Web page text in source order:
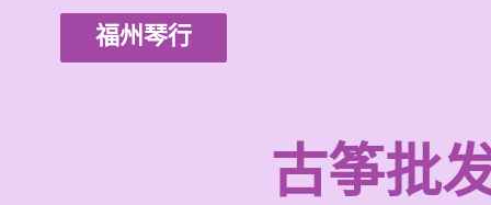
福州琴行
古筝批